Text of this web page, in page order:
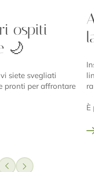
ospiti
🌙
siete svegliati
pronti per affrontare
È